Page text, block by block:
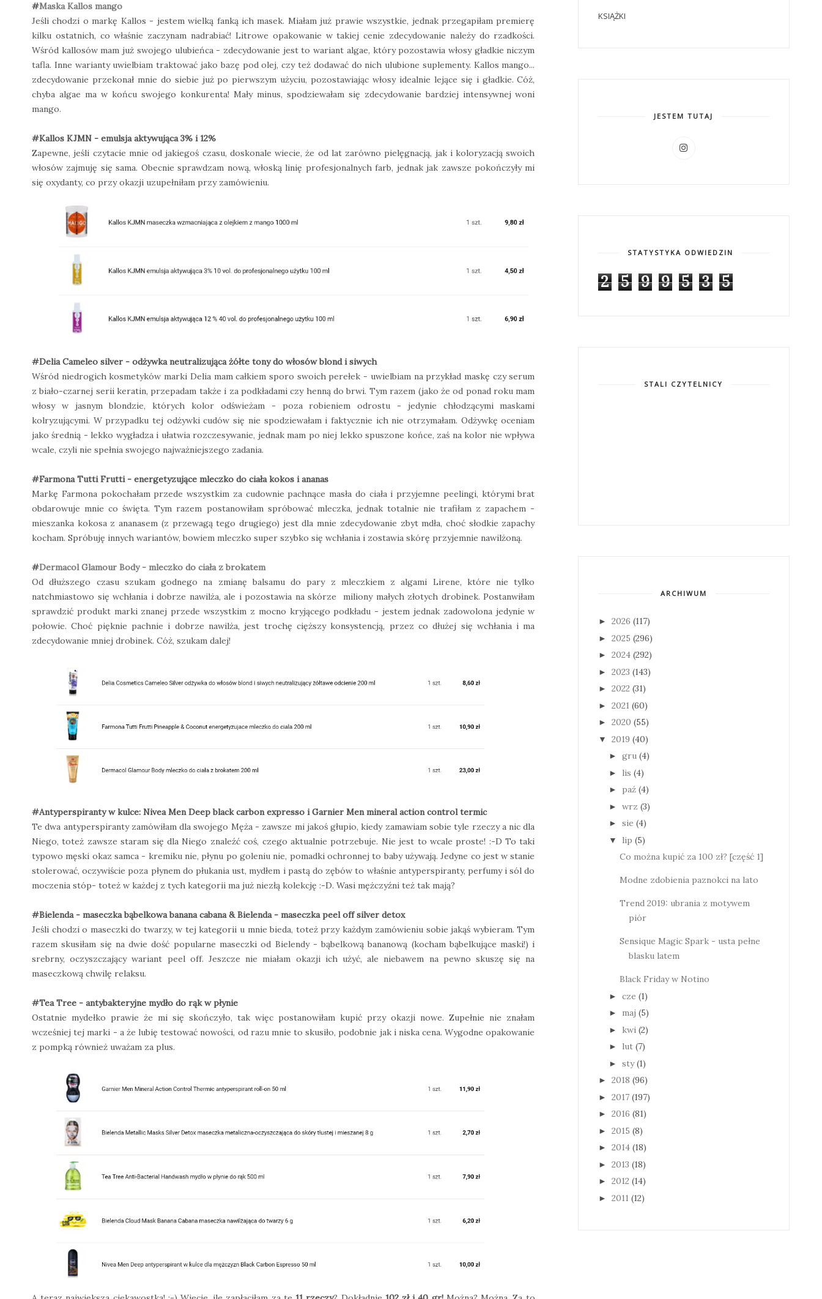
#Maska Kallos mango
Jeśli chodzi o markę Kallos - jestem wielką fanką ich masek. Miałam już prawie wszystkie, jednak przegapiłam premierę
kilku ostatnich, co właśnie zaczynam nadrabiać! Litrowe opakowanie w takiej cenie zdecydowanie należy do rzadkości.
Wśród kallosów mam już swojego ulubieńca - zdecydowanie jest to wariant algae, który pozostawia włosy gładkie niczym
tafla. Inne warianty uwielbiam traktować jako bazę pod olej, czy też dodawać do nich ulubione suplementy. Kallos mango...
zdecydowanie przekonał mnie do siebie już po pierwszym użyciu, pozostawiając włosy idealnie lejące się i gładkie. Cóż,
chyba algae ma w końcu swojego konkurenta! Mały minus, spodziewałam się zdecydowanie bardziej intensywnej woni
mango.
#Kallos KJMN - emulsja aktywująca 3% i 12%
Zapewne, jeśli czytacie mnie od jakiegoś czasu, doskonale wiecie, że od lat zarówno pielęgnacją, jak i koloryzacją swoich
włosów zajmuję się sama. Obecnie sprawdzam nową, włoską linię profesjonalnych farb, jednak jak zawsze pokończyły mi
się oxydanty, co przy okazji uzupełniłam przy zamówieniu.
#Delia Cameleo silver - odżywka neutralizująca żółte tony do włosów blond i siwych
Wśród niedrogich kosmetyków marki Delia mam całkiem sporo swoich perełek - uwielbiam na przykład maskę czy serum
z biało-czarnej serii keratin, przepadam także i za podkładami czy henną do brwi. Tym razem (jako że od ponad roku mam
włosy w jasnym blondzie, których kolor odświeżam - poza robieniem odrostu - jedynie chłodzącymi maskami
kolryzującymi. W przypadku tej odżywki cudów się nie spodziewałam i faktycznie ich nie otrzymałam. Odżywkę oceniam
jako średnią - lekko wygładza i ułatwia rozczesywanie, jednak mam po niej lekko spuszone końce, zaś na kolor nie wpływa
wcale, czyli nie spełnia swojego najważniejszego zadania.
#Farmona Tutti Frutti - energetyzujące mleczko do ciała kokos i ananas
Markę Farmona pokochałam przede wszystkim za cudownie pachnące masła do ciała i przyjemne peelingi, którymi brat
obdarowuje mnie co święta. Tym razem postanowiłam spróbować mleczka, jednak totalnie nie trafiłam z zapachem -
mieszanka kokosa z ananasem (z przewagą tego drugiego) jest dla mnie zdecydowanie zbyt mdła, choć słodkie zapachy
kocham. Spróbuję innych wariantów, bowiem mleczko super szybko się wchłania i zostawia skórę przyjemnie nawilżoną.
#Dermacol Glamour Body - mleczko do ciała z brokatem
Od dłuższego czasu szukam godnego na zmianę balsamu do pary z mleczkiem z algami Lirene, które nie tylko
natchmiastowo się wchłania i dobrze nawilża, ale i pozostawia na skórze miliony małych złotych drobinek. Postanwiłam
sprawdzić produkt marki znanej przede wszystkim z mocno kryjącego podkładu - jestem jednak zadowolona jedynie w
połowie. Choć pięknie pachnie i dobrze nawilża, jest trochę cięższy konsystencją, przez co dłużej się wchłania i ma
zdecydowanie mniej drobinek. Cóż, szukam dalej!
#Antyperspiranty w kulce: Nivea Men Deep black carbon expresso i Garnier Men mineral action control termic
Te dwa antyperspiranty zamówiłam dla swojego Męża - zawsze mi jakoś głupio, kiedy zamawiam sobie tyle rzeczy a nic dla
Niego, toteż zawsze staram się dla Niego znaleźć coś, czego aktualnie potrzebuje. Nie jest to wcale proste! :-D To taki
typowo męski okaz samca - kremiku nie, płynu po goleniu nie, pomadki ochronnej to baby używają. Jedyne co jest w stanie
stolerować, oczywiście poza płynem do płukania ust, mydłem i pastą do zębów to właśnie antyperspiranty, perfumy i sól do
moczenia stóp- toteż w każdej z tych kategorii ma już niezłą kolekcję :-D. Wasi mężczyźni też tak mają?
#Bielenda - maseczka bąbelkowa banana cabana & Bielenda - maseczka peel off silver detox
Jeśli chodzi o maseczki do twarzy, w tej kategorii u mnie bieda, toteż przy każdym zamówieniu sobie jakąś wybieram. Tym
razem skusiłam się na dwie dość popularne maseczki od Bielendy - bąbelkową bananową (kocham bąbelkujące maski!) i
srebrny, oczyszczający wariant peel off. Jeszcze nie miałam okazji ich użyć, ale niebawem na pewno skuszę się na
maseczkową chwilę relaksu.
#Tea Tree - antybakteryjne mydło do rąk w płynie
Ostatnie mydełko prawie że mi się skończyło, tak więc postanowiłam kupić przy okazji nowe. Zupełnie nie znałam
wcześniej tej marki - a że lubię testować nowości, od razu mnie to skusiło, podobnie jak i niska cena. Wygodne opakowanie
z pompką również uważam za plus.
KSIĄŻKI
JESTEM TUTAJ
STATYSTYKA ODWIEDZIN
2 5 9 9 5 3 5
STALI CZYTELNICY
ARCHIWUM
► 2026 (117)
► 2025 (296)
► 2024 (292)
► 2023 (143)
► 2022 (31)
► 2021 (60)
► 2020 (55)
▼ 2019 (40)
► gru (4)
► lis (4)
► paź (4)
► wrz (3)
► sie (4)
▼ lip (5)
Co można kupić za 100 zł? [część 1]
Modne zdobienia paznokci na lato
Trend 2019: ubrania z motywem
piór
Sensique Magic Spark - usta pełne
blasku latem
Black Friday w Notino
► cze (1)
► maj (5)
► kwi (2)
► lut (7)
► sty (1)
► 2018 (96)
► 2017 (197)
► 2016 (81)
► 2015 (8)
► 2014 (18)
► 2013 (18)
► 2012 (14)
► 2011 (12)